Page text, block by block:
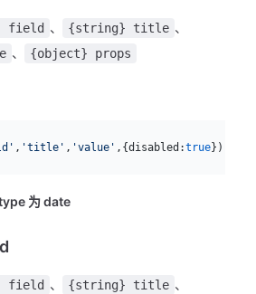
field 、 {string} title 、
、 {object} props
, 'title' , 'value' ,{disabled:true})
为 date
field 、 {string} title 、